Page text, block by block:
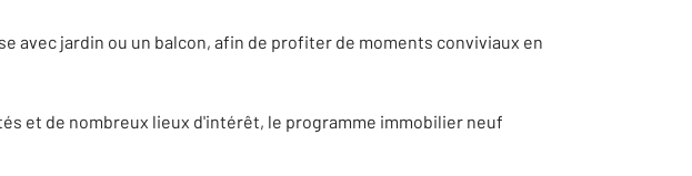
avec jardin ou un balcon, afin de profiter de moments conviviaux en
et de nombreux lieux d'intérêt, le programme immobilier neuf